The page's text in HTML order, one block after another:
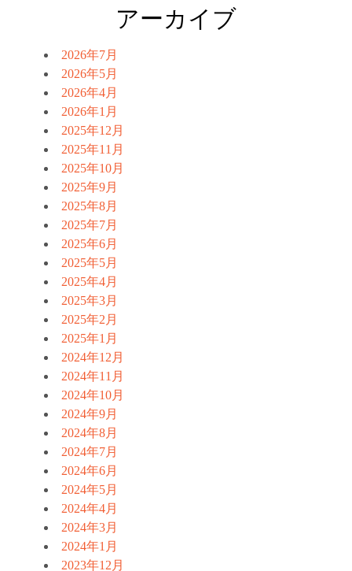
アーカイブ
2026年7月
2026年5月
2026年4月
2026年1月
2025年12月
2025年11月
2025年10月
2025年9月
2025年8月
2025年7月
2025年6月
2025年5月
2025年4月
2025年3月
2025年2月
2025年1月
2024年12月
2024年11月
2024年10月
2024年9月
2024年8月
2024年7月
2024年6月
2024年5月
2024年4月
2024年3月
2024年1月
2023年12月